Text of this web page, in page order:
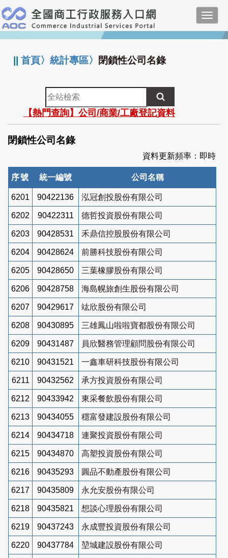
跳
到
主
要
:::
||首頁〉統計專區〉 閉鎖性公司名錄
全
站
檢
索
【熱門查詢】公司/商業/工廠登記資料
閉鎖性公司名錄
資料更新頻率：即時
序號 統一編號 公司名稱
6201 90422136 泓冠創投股份有限公司
6202 90422311 德哲投資股份有限公司
6203 90428531 禾鼎信控股股份有限公司
6204 90428624 前勝科技股份有限公司
6205 90428650 三葉橡膠股份有限公司
6206 90428758 海島幌旅創生股份有限公司
6207 90429617 竑欣股份有限公司
6208 90430895 三雄鳳山啦啦寶都股份有限公司
6209 90431487 員欣醫務管理顧問股份有限公司
6210 90431521 一鑫車研科技股份有限公司
6211 90432562 承方投資股份有限公司
6212 90433942 東采餐飲股份有限公司
6213 90434055 穩富發建設股份有限公司
6214 90434718 連聚投資股份有限公司
6215 90434870 高塑投資股份有限公司
6216 90435293 圓品不動產股份有限公司
6217 90435809 永允安股份有限公司
6218 90435821 想談心理股份有限公司
6219 90437243 永成豐投資股份有限公司
6220 90437784 堃城建設股份有限公司